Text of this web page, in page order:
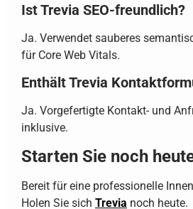
Ist Trevia SEO-freundlich?
Ja. Verwendet sauberes
für Core Web Vitals.
Enthält Trevia
Ja. Vorgefertigte Kontakt- und
inklusive.
Starten Sie noch
Bereit für eine professionelle
Holen Sie sich Trevia noch heute.